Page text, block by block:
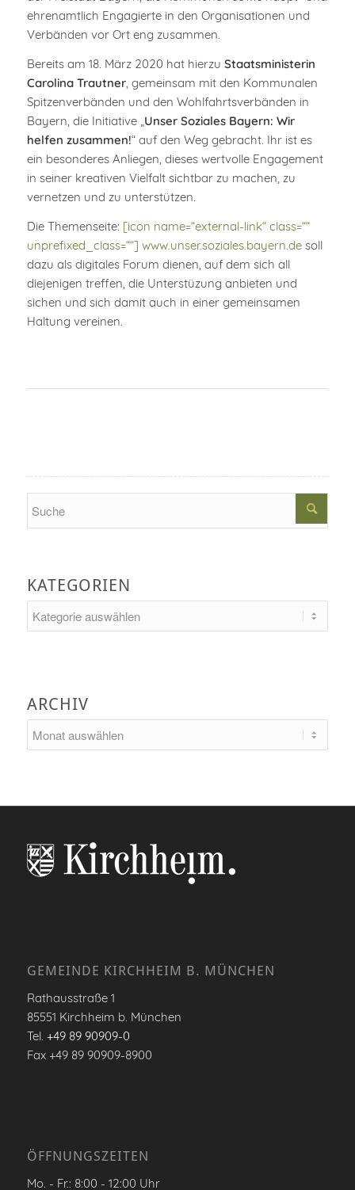
ehrenamtlich Engagierte in den Organisationen und
Verbänden vor Ort eng zusammen.
Bereits am 18. März 2020 hat hierzu Staatsministerin
Carolina Trautner, gemeinsam mit den Kommunalen
Spitzenverbänden und den Wohlfahrtsverbänden in
Bayern, die Initiative „Unser Soziales Bayern: Wir
helfen zusammen!“ auf den Weg gebracht. Ihr ist es
ein besonderes Anliegen, dieses wertvolle Engagement
in seiner kreativen Vielfalt sichtbar zu machen, zu
vernetzen und zu unterstützen.
Die Themenseite: [icon name=“external-link“ class=““
unprefixed_class=““] www.unser.soziales.bayern.desoll
dazu als digitales Forum dienen, auf dem sich all
diejenigen treffen, die Unterstüzung anbieten und
sichen und sich damit auch in einer gemeinsamen
Haltung vereinen.
KATEGORIEN
ARCHIV
GEMEINDE KIRCHHEIM B. MÜNCHEN
Rathausstraße 1
85551 Kirchheim b. München
Tel. +49 89 90909-0
Fax +49 89 90909-8900
ÖFFNUNGSZEITEN
Mo. - Fr.: 8:00 - 12:00 Uhr